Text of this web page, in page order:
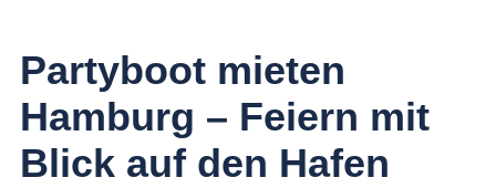
Partyboot mieten
Hamburg – Feiern mit
Blick auf den Hafen